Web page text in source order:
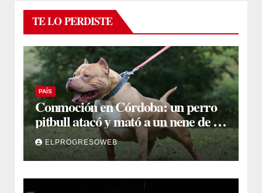
TE LO PERDISTE
PAÍS
Conmoción en Córdoba: un perro
pitbull atacó y mató a un nene de 3
añosELPROGRESOWEB